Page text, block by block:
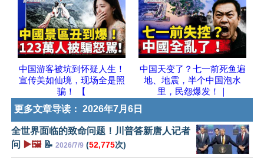
中国游客被坑到怀疑人生！
宣传美如仙境，现场全是照
骗！ 【
中国天变了？七一前死鱼遍
地、地震，半个中国泡水
里，民怨爆发！｜
更多文章导读： 2026年7月6日
全世界面临的致命问题！川普答新唐人记者
问 ▶️🖼️📝 2026/7/9 (52,775次)